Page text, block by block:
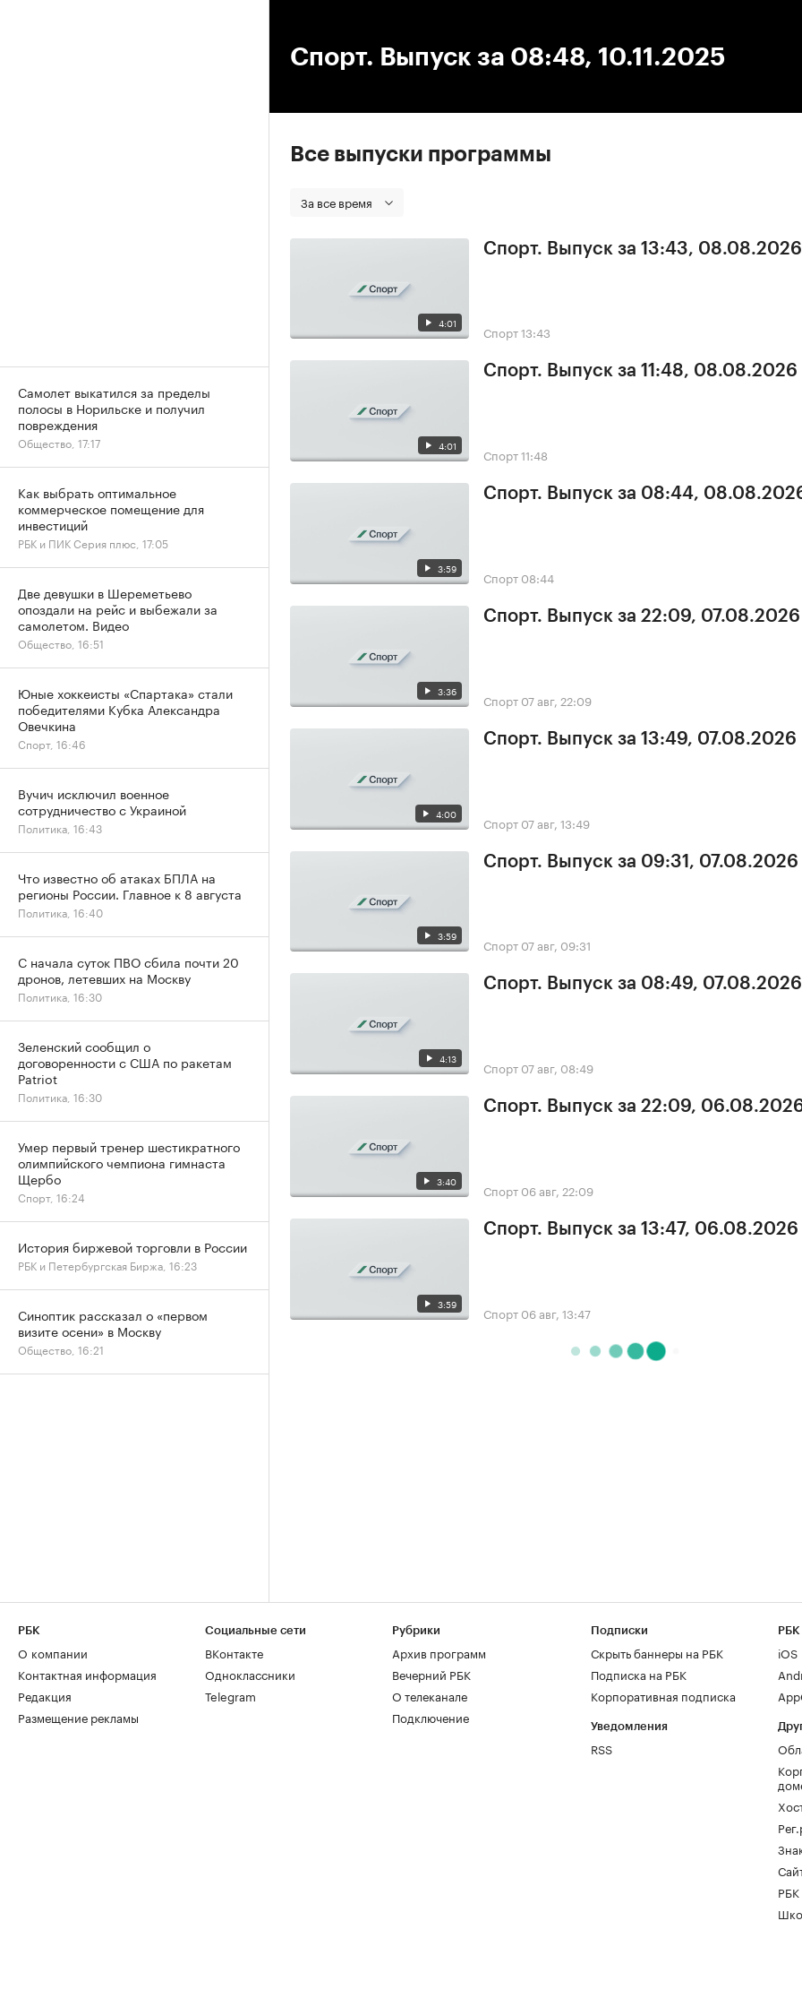
Спорт. Выпуск за 08:48, 10.11.2025
Все выпуски программы
За все время
4:01
Спорт. Выпуск за 13:43, 08.08.2026
Спорт13:43
4:01
Спорт. Выпуск за 11:48, 08.08.2026
Спорт11:48
3:59
Спорт. Выпуск за 08:44,
Спорт 08:44
3:36
Спорт. Выпуск за 22:09, 07.08.2026
Спорт 07 авг, 22:09
4:00
Спорт. Выпуск за 13:49, 07.08.2026
Спорт 07 авг, 13:49
3:59
Спорт. Выпуск за 09:31, 07.08.2026
Спорт 07 авг, 09:31
4:13
Спорт. Выпуск за 08:49, 07.08.2026
Спорт 07 авг, 08:49
3:40
Спорт. Выпуск за 22:09,
Спорт 06 авг, 22:09
3:59
Спорт. Выпуск за 13:47, 06.08.2026
Спорт 06 авг, 13:47
Самолет выкатился за пределы
полосы в Норильске и получил
повреждения
Общество, 17:17
Как выбрать оптимальное
коммерческое помещение для
инвестиций
РБК и ПИК Серия плюс, 17:05
Две девушки в Шереметьево
опоздали на рейс и выбежали за
самолетом. Видео
Общество, 16:51
Юные хоккеисты «Спартака» стали
победителями Кубка Александра
Овечкина
Спорт, 16:46
Вучич исключил военное
сотрудничество с Украиной
Политика, 16:43
Что известно об атаках БПЛА на
регионы России. Главное к 8 августа
Политика, 16:40
С начала суток ПВО сбила почти 20
дронов, летевших на Москву
Политика, 16:30
Зеленский сообщил о
договоренности с США по ракетам
Patriot
Политика, 16:30
Умер первый тренер шестикратного
олимпийского чемпиона гимнаста
Щербо
Спорт, 16:24
История биржевой торговли в России
РБК и Петербургская Биржа, 16:23
Синоптик рассказал о «первом
визите осени» в Москву
Общество, 16:21
РБК
О компании
Контактная информация
Редакция
Размещение рекламы
Социальные сети
ВКонтакте
Одноклассники
Telegram
Рубрики
Архив программ
Вечерний РБК
О телеканале
Подключение
Подписки
Скрыть баннеры на РБК
Подписка на РБК
Корпоративная подписка
Уведомления
RSS
РБК
iOS